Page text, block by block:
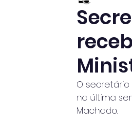
O secretário
na última
Machado.